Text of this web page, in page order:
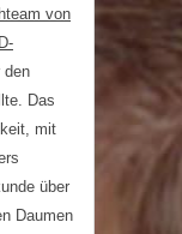
von
den
Das
mit
über
Daumen